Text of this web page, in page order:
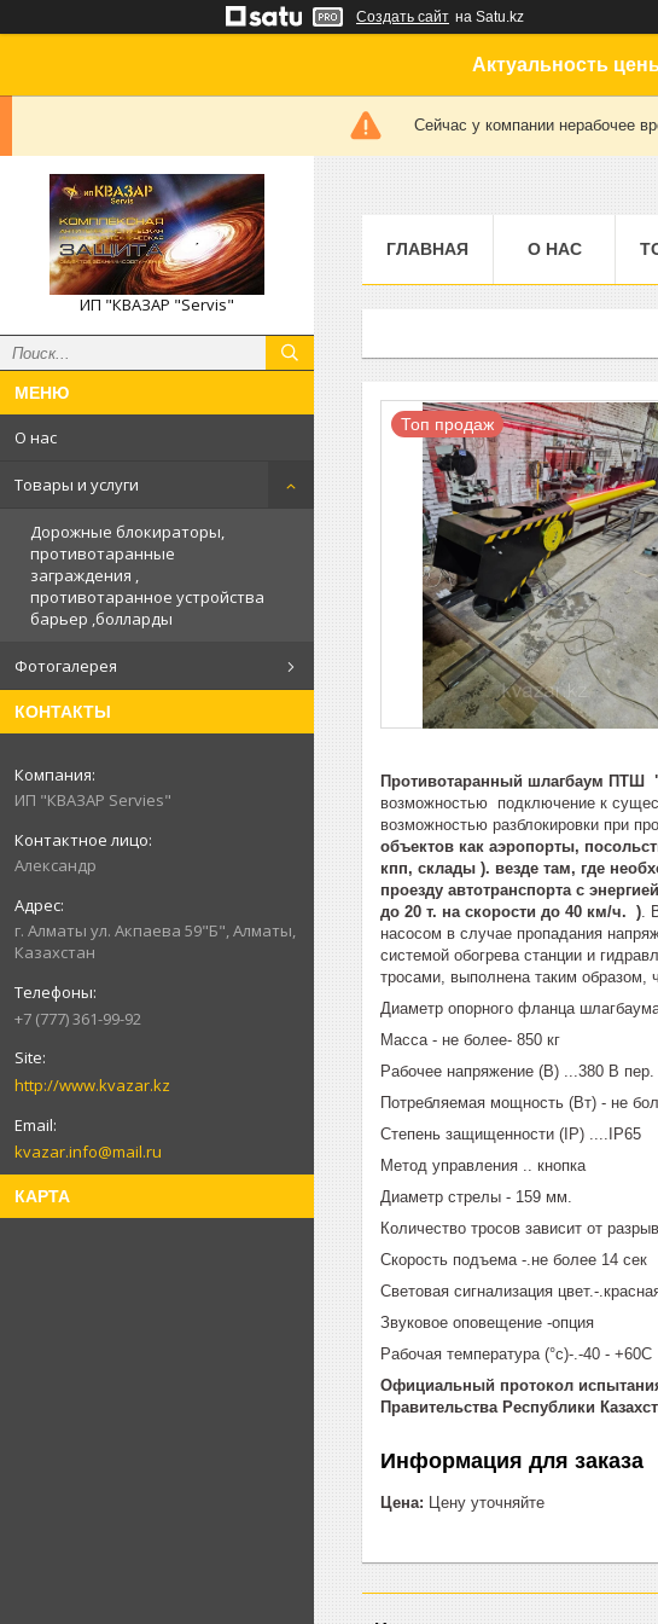
Создать сайт на Satu.kz
Актуальность
Сейчас у компании нерабочее
ИП "КВАЗАР "Servis"
О нас
Товары и услуги
Дорожные блокираторы,
противотаранные
заграждения ,
противотаранное устройства
барьер ,болларды
Фотогалерея
КОНТАКТЫ
ИП "КВАЗАР Servies"
Александр
г. Алматы ул. Акпаева 59"Б", Алматы,
Казахстан
+7 (777) 361-99-92
http://www.kvazar.kz
kvazar.info@mail.ru
КАРТА
ГЛАВНАЯ О НАС
Топ продаж
Противотаранный шлагбаум ПТШ "
возможностью подключение к
возможностью разблокировки при
объектов как аэропорты,
кпп, склады ). везде там, где
проезду автотранспорта с
до 20 т. на скорости до 40 км/ч. ) .
насосом в случае пропадания
системой обогрева станции и
тросами, выполнена таким образом,
Диаметр опорного фланца
Масса - не более- 850 кг
Рабочее напряжение (В) ...380 В пер.
Потребляемая мощность (Вт) - не
Степень защищенности (IP) ....IP65
Метод управления .. кнопка
Диаметр стрелы - 159 мм.
Количество тросов зависит от
Скорость подъема -.не более 14 сек
Световая сигнализация цвет.-
Звуковое оповещение -опция
Рабочая температура (°c)-.-40 - +60С
Официальный протокол испытания
Правительства Республики
Информация для заказа
Цена: Цену уточняйте